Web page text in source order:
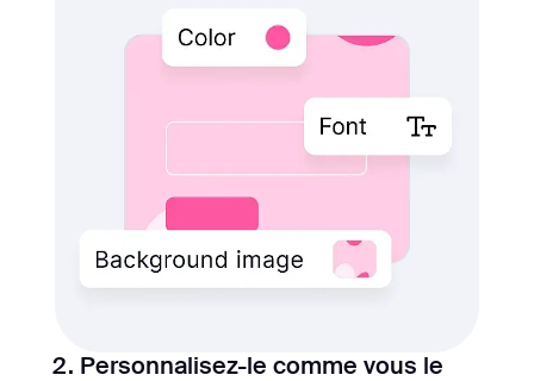
2. Personnalisez-le comme vous le